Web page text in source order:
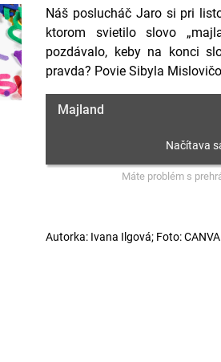
Náš poslucháč Jaro si pri
ktorom svietilo slovo
pozdávalo, keby na konci
pravda? Povie Sibyla
Majland
Máte problém s
Autorka: Ivana Ilgová; Foto: CANVA